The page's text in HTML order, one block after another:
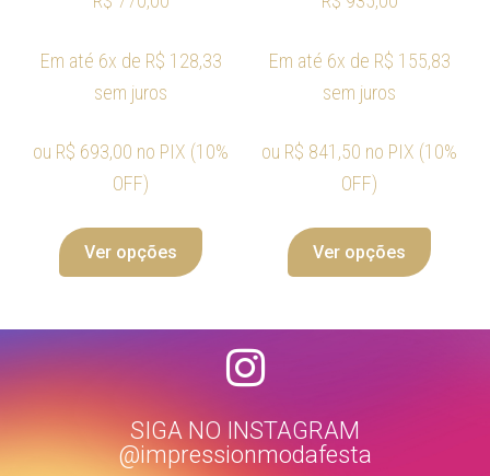
Em até 6x de R$ 128,33
sem juros
ou R$ 693,00 no PIX (10%
OFF)
Ver opções
Em até 6x de R$ 155,83
sem juros
ou R$ 841,50 no PIX (10%
OFF)
Ver opções
SIGA NO INSTAGRAM
@impressionmodafesta